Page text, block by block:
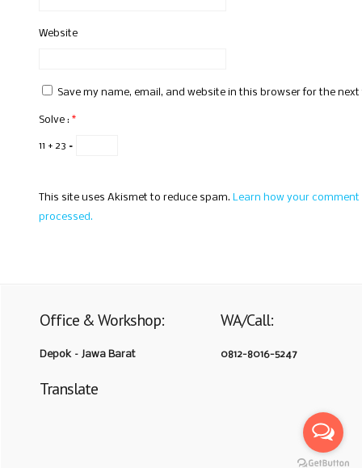
Website
Save my name, email, and website in this browser for the
Solve : *
11 + 23 =
This site uses Akismet to reduce spam. Learn how your
processed.
Office & Workshop:
Depok – Jawa Barat
WA/Call:
0812-8016-5247
Translate